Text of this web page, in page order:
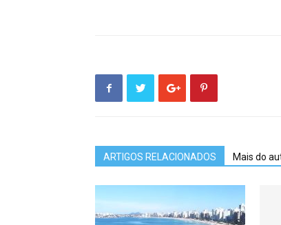
ARTIGOS RELACIONADOS Mais do